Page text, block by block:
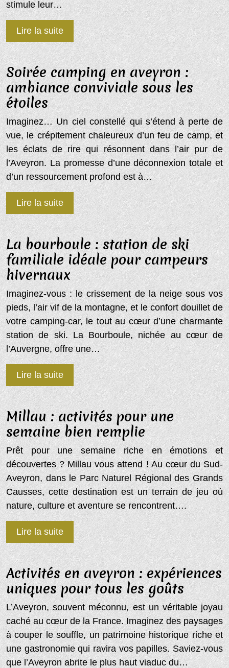
stimule leur…
Lire la suite
Soirée camping en aveyron :
ambiance conviviale sous les
étoiles
Imaginez… Un ciel constellé qui s’étend à perte de
vue, le crépitement chaleureux d’un feu de camp, et
les éclats de rire qui résonnent dans l’air pur de
l’Aveyron. La promesse d’une déconnexion totale et
d’un ressourcement profond est à…
Lire la suite
La bourboule : station de ski
familiale idéale pour campeurs
hivernaux
Imaginez-vous : le crissement de la neige sous vos
pieds, l’air vif de la montagne, et le confort douillet de
votre camping-car, le tout au cœur d’une charmante
station de ski. La Bourboule, nichée au cœur de
l’Auvergne, offre une…
Lire la suite
Millau : activités pour une
semaine bien remplie
Prêt pour une semaine riche en émotions et
découvertes ? Millau vous attend ! Au cœur du Sud-
Aveyron, dans le Parc Naturel Régional des Grands
Causses, cette destination est un terrain de jeu où
nature, culture et aventure se rencontrent….
Lire la suite
Activités en aveyron : expériences
uniques pour tous les goûts
L’Aveyron, souvent méconnu, est un véritable joyau
caché au cœur de la France. Imaginez des paysages
à couper le souffle, un patrimoine historique riche et
une gastronomie qui ravira vos papilles. Saviez-vous
que l’Aveyron abrite le plus haut viaduc du…